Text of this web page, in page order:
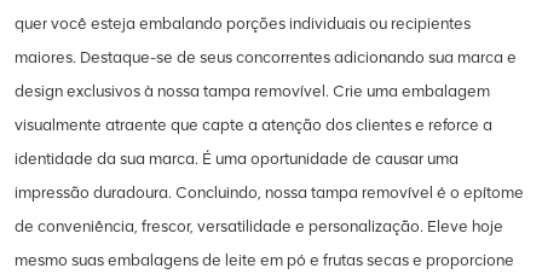
quer você esteja embalando porções individuais ou recipientes
maiores. Destaque-se de seus concorrentes adicionando sua marca e
design exclusivos à nossa tampa removível. Crie uma embalagem
visualmente atraente que capte a atenção dos clientes e reforce a
identidade da sua marca. É uma oportunidade de causar uma
impressão duradoura. Concluindo, nossa tampa removível é o epítome
de conveniência, frescor, versatilidade e personalização. Eleve hoje
mesmo suas embalagens de leite em pó e frutas secas e proporcione